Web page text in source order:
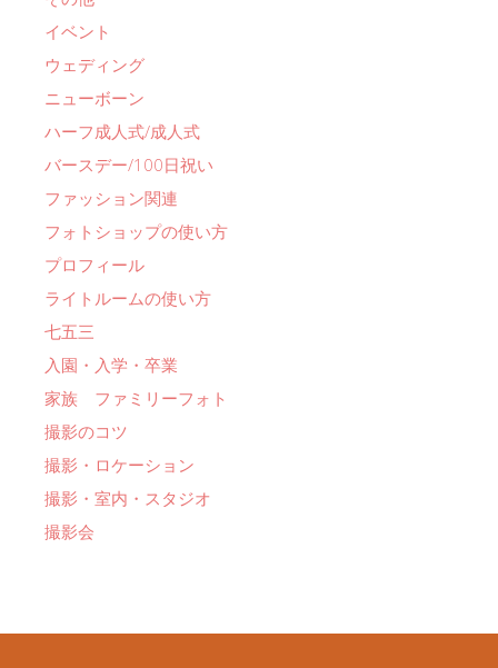
イベント
ウェディング
ニューボーン
ハーフ成人式/成人式
バースデー/100日祝い
ファッション関連
フォトショップの使い方
プロフィール
ライトルームの使い方
七五三
入園・入学・卒業
家族 ファミリーフォト
撮影のコツ
撮影・ロケーション
撮影・室内・スタジオ
撮影会